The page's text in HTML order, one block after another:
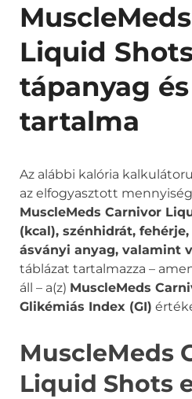
Liquid
tápanyag
tartalma
Az alábbi kalória
az elfogyasztott mennyiség
MuscleMeds Carnivor
(kcal), szénhidrát,
ásványi anyag, valamint
táblázat tartalmazza –
áll – a(z) MuscleMeds
Glikémiás Index (GI)
MuscleMeds
Liquid Shots